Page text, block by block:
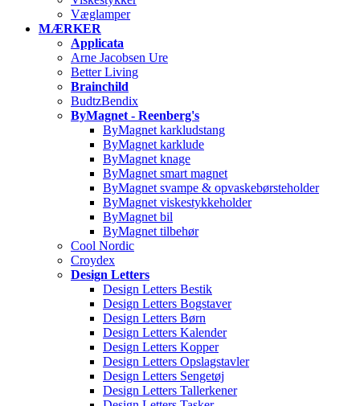
Væglamper
MÆRKER
Applicata
Arne Jacobsen Ure
Better Living
Brainchild
BudtzBendix
ByMagnet - Reenberg's
ByMagnet karkludstang
ByMagnet karklude
ByMagnet knage
ByMagnet smart magnet
ByMagnet svampe & opvaskebørsteholder
ByMagnet viskestykkeholder
ByMagnet bil
ByMagnet tilbehør
Cool Nordic
Croydex
Design Letters
Design Letters Bestik
Design Letters Bogstaver
Design Letters Børn
Design Letters Kalender
Design Letters Kopper
Design Letters Opslagstavler
Design Letters Sengetøj
Design Letters Tallerkener